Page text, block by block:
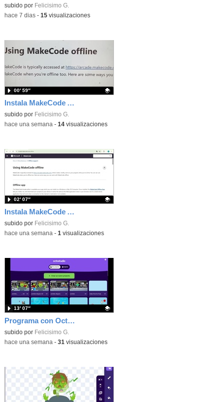
Contenido educativo.
subido por Felicisimo G.
-hace 7 dias- 15visualizaciones
Instala MakeCode Arcade para trabajar offline en tu tablet, ordenador, Chromebook
Contenido educativo.
subido por Felicisimo G.
00′ 59″
-hace una semana - 14visualizaciones
Instala MakeCode Arcade offline para programar grandes juegos sin necesidad de Internet
Contenido educativo.
subido por Felicisimo G.
02′ 07″
-hace una semana - 1 visualizaciones
Programa con OctoStudio, un juego de disparos contra Zombies con un cargador basado en el House of the dead
Contenido educativo.
subido por Felicisimo G.
13′ 07″
-hace una semana - 31 visualizaciones